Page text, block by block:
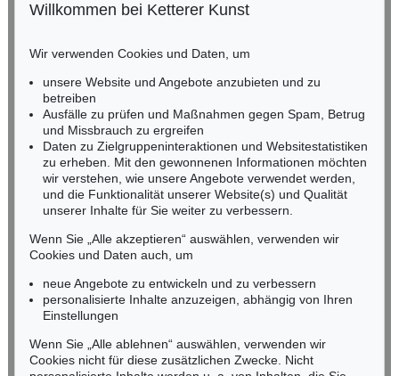
RHEINLAND-PFALZ
Miriam Heß
Tel.: +49 (0)62 21 58 80-038
Fax: +49 (0)62 21 58 80-595
infoheidelberg@kettererkunst.de
NORDDEUTSCHLAND
Nico Kassel, M.A.
Tel.: +49 (0)89 55244-164
Mobil: +49 (0)171 8618661
n.kassel@kettererkunst.de
Keine Auktion mehr verpassen!
Wir informieren Sie rechtzeitig.
Willkommen bei Ketterer Kunst
Wir verwenden Cookies und Daten, um
unsere Website und Angebote anzubieten und zu
betreiben
Ausfälle zu prüfen und Maßnahmen gegen Spam, Betrug
und Missbrauch zu ergreifen
Daten zu Zielgruppeninteraktionen und Websitestatistiken
zu erheben. Mit den gewonnenen Informationen möchten
wir verstehen, wie unsere Angebote verwendet werden,
und die Funktionalität unserer Website(s) und Qualität
unserer Inhalte für Sie weiter zu verbessern.
Wenn Sie „Alle akzeptieren“ auswählen, verwenden wir
Cookies und Daten auch, um
neue Angebote zu entwickeln und zu verbessern
personalisierte Inhalte anzuzeigen, abhängig von Ihren
Einstellungen
Wenn Sie „Alle ablehnen“ auswählen, verwenden wir
Cookies nicht für diese zusätzlichen Zwecke. Nicht